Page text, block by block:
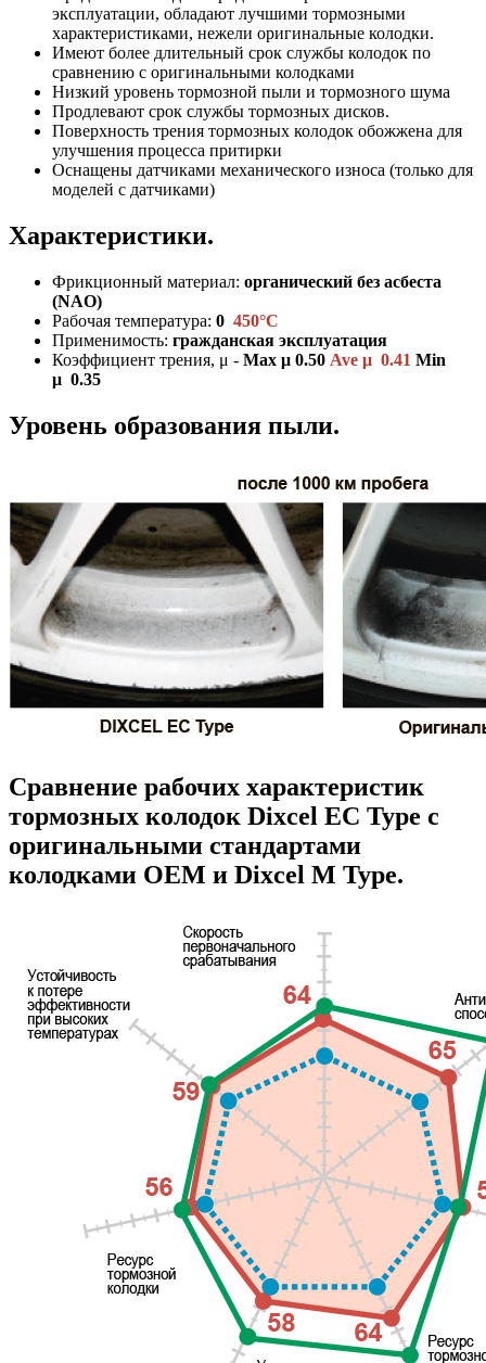
эксплуатации, обладают лучшими тормозными
характеристиками, нежели оригинальные колодки.
Имеют более длительный срок службы колодок по
сравнению с оригинальными колодками
Низкий уровень тормозной пыли и тормозного шума
Продлевают срок службы тормозных дисков.
Поверхность трения тормозных колодок обожжена для
улучшения процесса притирки
Оснащены датчиками механического износа (только для
моделей с датчиками)
Характеристики.
Фрикционный материал: органический без асбеста
(NAO)
Рабочая температура: 0 450°C
Применимость: гражданская эксплуатация
Коэффициент трения, μ - Max μ 0.50 Ave μ 0.41 Min
μ 0.35
Уровень образования пыли.
Сравнение рабочих характеристик
тормозных колодок Dixcel EC Type с
оригинальными стандартами
колодками OEM и Dixcel M Type.